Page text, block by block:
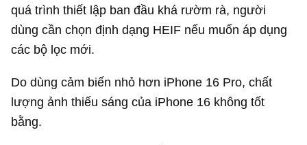
quá trình thiết lập ban đầu khá rườm rà, người
dùng cần chọn định dạng HEIF nếu muốn áp dụng
các bộ lọc mới.
Do dùng cảm biến nhỏ hơn iPhone 16 Pro, chất
lượng ảnh thiếu sáng của iPhone 16 không tốt
bằng.